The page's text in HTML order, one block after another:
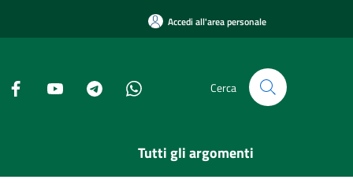
Accedi all'area personale
Cerca
Tutti gli argomenti